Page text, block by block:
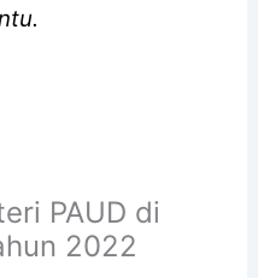
PAUD di
2022